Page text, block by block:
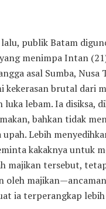
publik Batam
menimpa Intan
asal Sumba, Nusa
kekerasan brutal dari
luka lebam. Ia disiksa,
bahkan tidak
upah. Lebih
kakaknya untuk
majikan tersebut,
oleh
ia terperangkap